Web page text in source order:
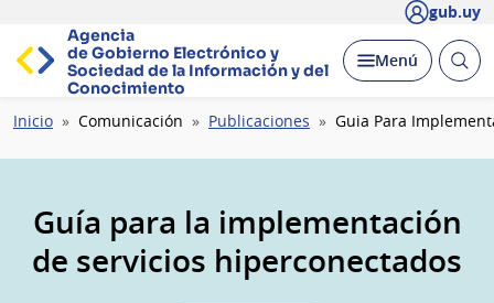
gub.uy
Agencia
de Gobierno Electrónico y
Sociedad de la Información y del
Conocimiento
Desplegar
Menú Abrir
Ruta
navegación
Inicio Comunicación Publicaciones Guia Para
Guía para la implementación
de servicios hiperconectados